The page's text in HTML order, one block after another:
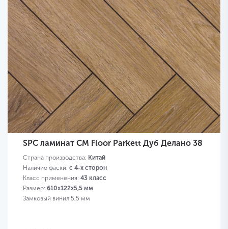
SPC ламинат CM Floor Parkett Дуб Делано 38
Страна производства: Китай
Наличие фаски: с 4-х сторон
Класс применения: 43 класс
Размер: 610х122х5,5 мм
Замковый винил 5,5 мм